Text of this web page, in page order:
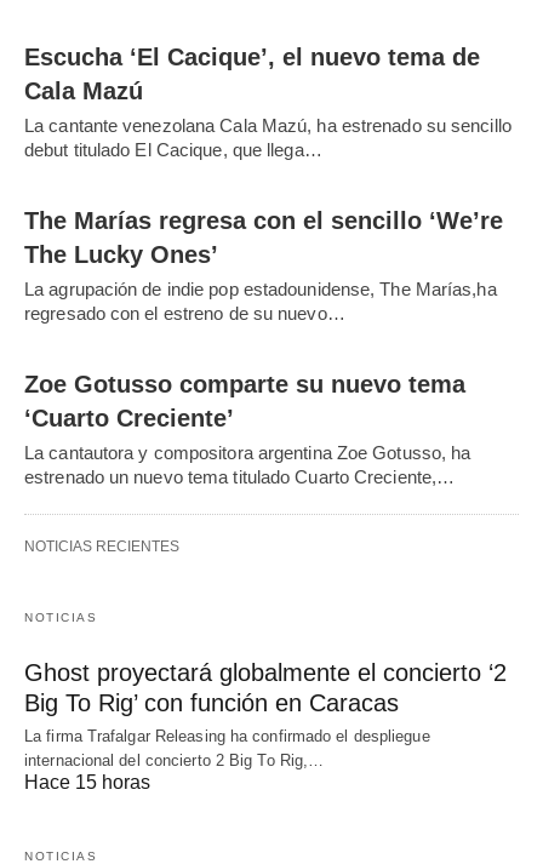
Escucha ‘El Cacique’, el nuevo tema de
Cala Mazú
La cantante venezolana Cala Mazú, ha estrenado su sencillo
debut titulado El Cacique, que llega…
The Marías regresa con el sencillo ‘We’re
The Lucky Ones’
La agrupación de indie pop estadounidense, The Marías,ha
regresado con el estreno de su nuevo…
Zoe Gotusso comparte su nuevo tema
‘Cuarto Creciente’
La cantautora y compositora argentina Zoe Gotusso, ha
estrenado un nuevo tema titulado Cuarto Creciente,…
NOTICIAS RECIENTES
NOTICIAS
Ghost proyectará globalmente el concierto ‘2
Big To Rig’ con función en Caracas
La firma Trafalgar Releasing ha confirmado el despliegue
internacional del concierto 2 Big To Rig,…
Hace 15 horas
NOTICIAS